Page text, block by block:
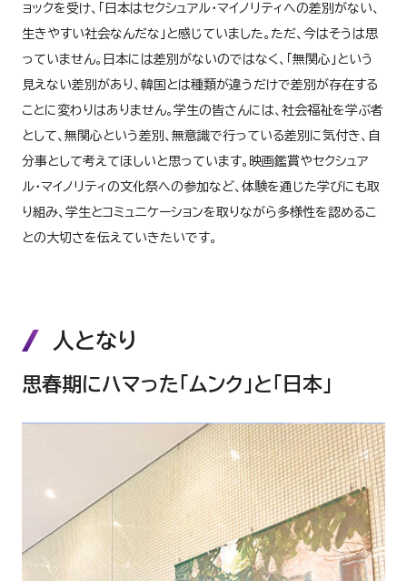
ョックを受け、「日本はセクシュアル・マイノリティへの差別がない、
生きやすい社会なんだな」と感じていました。ただ、今はそうは思
っていません。日本には差別がないのではなく、「無関心」という
見えない差別があり、韓国とは種類が違うだけで差別が存在する
ことに変わりはありません。学生の皆さんには、社会福祉を学ぶ者
として、無関心という差別、無意識で行っている差別に気付き、自
分事として考えてほしいと思っています。映画鑑賞やセクシュア
ル・マイノリティの文化祭への参加など、体験を通じた学びにも取
り組み、学生とコミュニケーションを取りながら多様性を認めるこ
との大切さを伝えていきたいです。
人となり
思春期にハマった「ムンク」と「日本」